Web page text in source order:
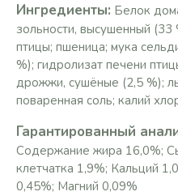
Ингредиенты: Белок
зольности, высушенный
птицы; пшеница; мука
%); гидролизат печени
дрожжи, сушёные (2,5 %);
поваренная соль; калий
Гарантированный
Содержание жира 16,0%;
клетчатка 1,9%; Кальций
0,45%; Магний 0,09%